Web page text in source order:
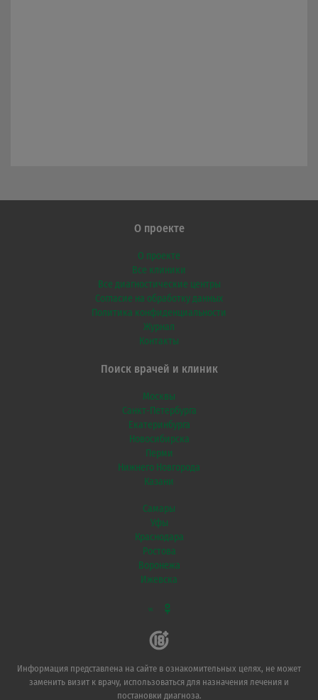
О проекте
О проекте
Все клиники
Все диагностические центры
Согласие на обработку данных
Политика конфиденциальности
Журнал
Контакты
Поиск врачей и клиник
Москвы
Санкт-Петербурга
Екатеринбурга
Новосибирска
Перми
Нижнего Новгорода
Казани
Самары
Уфы
Краснодара
Ростова
Воронежа
Ижевска
VK
Информация представлена на сайте в ознакомительных целях, не может
заменить визит к врачу, использоваться для назначения лечения и
постановки диагноза.